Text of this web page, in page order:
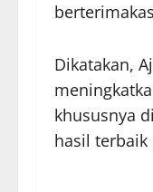
Dikatakan,
khususnya
hasil